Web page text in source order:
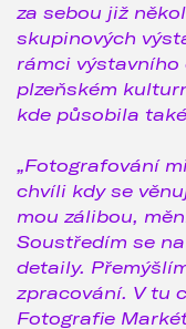
za sebou již
skupinových
rámci výstavního
plzeňském
kde působila
„Fotografování
chvíli kdy se
mou zálibou,
Soustředím se
detaily.
zpracování. V tu
Fotografie